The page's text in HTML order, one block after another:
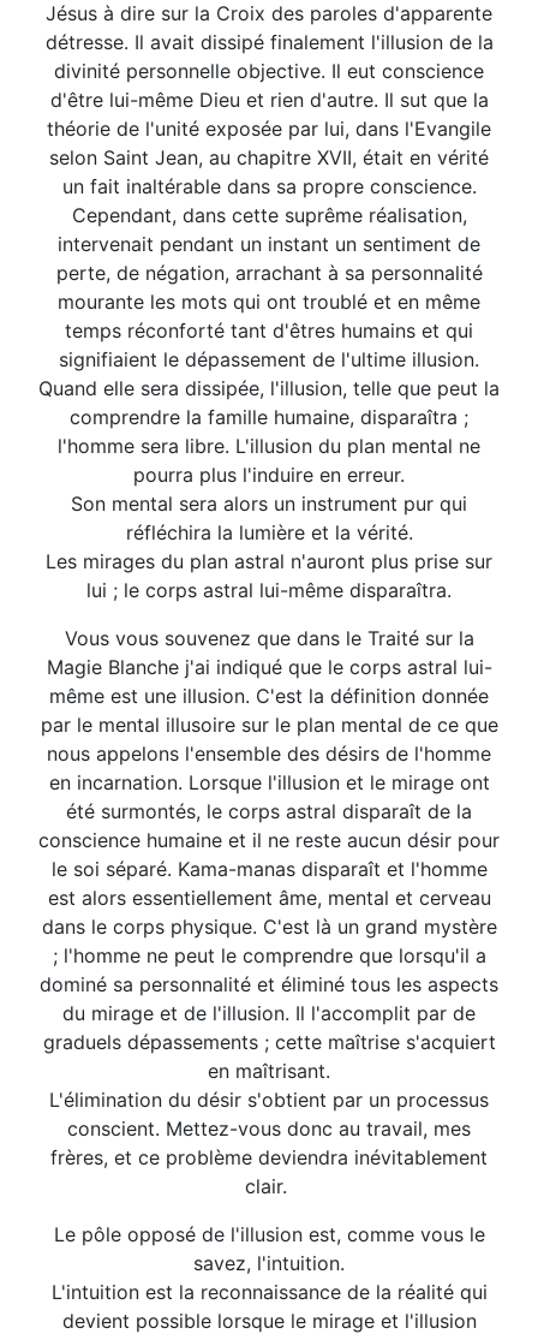
Jésus à dire sur la Croix des paroles d'apparente
détresse. Il avait dissipé finalement l'illusion de la
divinité personnelle objective. Il eut conscience
d'être lui-même Dieu et rien d'autre. Il sut que la
théorie de l'unité exposée par lui, dans l'Evangile
selon Saint Jean, au chapitre XVII, était en vérité
un fait inaltérable dans sa propre conscience.
Cependant, dans cette suprême réalisation,
intervenait pendant un instant un sentiment de
perte, de négation, arrachant à sa personnalité
mourante les mots qui ont troublé et en même
temps réconforté tant d'êtres humains et qui
signifiaient le dépassement de l'ultime illusion.
Quand elle sera dissipée, l'illusion, telle que peut la
comprendre la famille humaine, disparaîtra ;
l'homme sera libre. L'illusion du plan mental ne
pourra plus l'induire en erreur.
Son mental sera alors un instrument pur qui
réfléchira la lumière et la vérité.
Les mirages du plan astral n'auront plus prise sur
lui ; le corps astral lui-même disparaîtra.
Vous vous souvenez que dans le Traité sur la
Magie Blanche j'ai indiqué que le corps astral lui-
même est une illusion. C'est la définition donnée
par le mental illusoire sur le plan mental de ce que
nous appelons l'ensemble des désirs de l'homme
en incarnation. Lorsque l'illusion et le mirage ont
été surmontés, le corps astral disparaît de la
conscience humaine et il ne reste aucun désir pour
le soi séparé. Kama-manas disparaît et l'homme
est alors essentiellement âme, mental et cerveau
dans le corps physique. C'est là un grand mystère
; l'homme ne peut le comprendre que lorsqu'il a
dominé sa personnalité et éliminé tous les aspects
du mirage et de l'illusion. Il l'accomplit par de
graduels dépassements ; cette maîtrise s'acquiert
en maîtrisant.
L'élimination du désir s'obtient par un processus
conscient. Mettez-vous donc au travail, mes
frères, et ce problème deviendra inévitablement
clair.
Le pôle opposé de l'illusion est, comme vous le
savez, l'intuition.
L'intuition est la reconnaissance de la réalité qui
devient possible lorsque le mirage et l'illusion